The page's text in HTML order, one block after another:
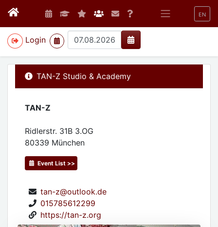
EN
Login
>
TAN-Z Studio & Academy
TAN-Z
Ridlerstr. 31B 3.OG
80339 München
Event List >>
tan-z@outlook.de
015785612299
https://tan-z.org